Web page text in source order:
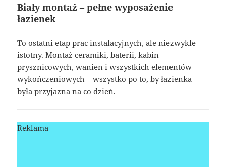
Biały montaż – pełne wyposażenie
łazienek
To ostatni etap prac instalacyjnych, ale niezwykle
istotny. Montaż ceramiki, baterii, kabin
prysznicowych, wanien i wszystkich elementów
wykończeniowych – wszystko po to, by łazienka
była przyjazna na co dzień.
Reklama